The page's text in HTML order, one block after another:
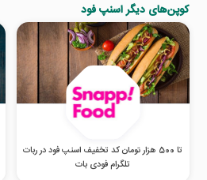
کوپن‌های دیگر اسنپ فود
تا 500 هزار تومان کد تخفیف اسنپ فود در ربات
تلگرام فودی بات